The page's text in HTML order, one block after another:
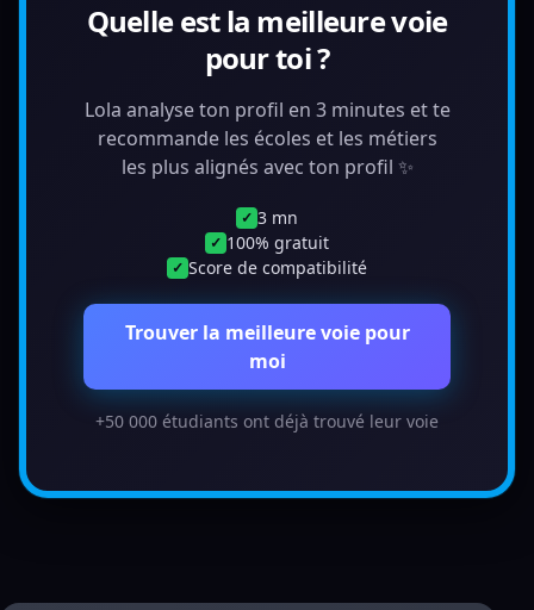
Quelle est la meilleure voie
pour toi ?
Lola analyse ton profil en 3 minutes et te
recommande les écoles et les métiers
les plus alignés avec ton profil ✨
✓ 3 mn
✓ 100% gratuit
✓ Score de compatibilité
Trouver la meilleure voie pour
moi
+50 000 étudiants ont déjà trouvé leur voie